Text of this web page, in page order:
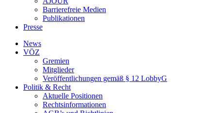
Barrierefreie Medien
Publikationen
Presse
News
VÖZ
Gremien
Mitglieder
Veröffentlichungen gemäß § 12 LobbyG
Politik & Recht
Aktuelle Positionen
Rechtsinformationen